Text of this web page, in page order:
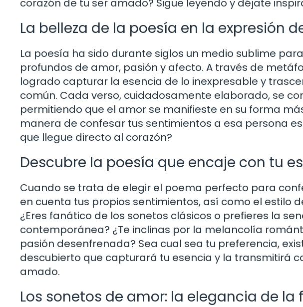
corazón de tu ser amado? Sigue leyendo y déjate
La belleza de la poesía en la expresión
La poesía ha sido durante siglos un medio sublime
profundos de amor, pasión y afecto. A través de
logrado capturar la esencia de lo inexpresable y
común. Cada verso, cuidadosamente elaborado, se
permitiendo que el amor se manifieste en su forma
manera de confesar tus sentimientos a esa persona
que llegue directo al corazón?
Descubre la poesía que encaje con tu
Cuando se trata de elegir el poema perfecto para
en cuenta tus propios sentimientos, así como el estilo
¿Eres fanático de los sonetos clásicos o prefieres la
contemporánea? ¿Te inclinas por la melancolía
pasión desenfrenada? Sea cual sea tu preferencia,
descubierto que capturará tu esencia y la transmitirá
amado.
Los sonetos de amor: la elegancia de